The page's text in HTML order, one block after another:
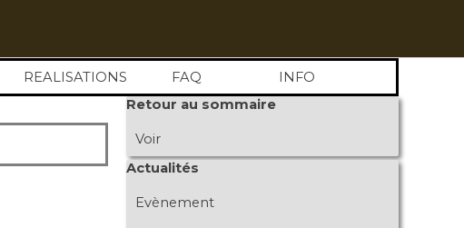
REALISATIONS FAQ INFO
Sauter le bloc Retour au sommaire
Retour au sommaire
Voir
Sauter le bloc Actualités
Actualités
Evènement